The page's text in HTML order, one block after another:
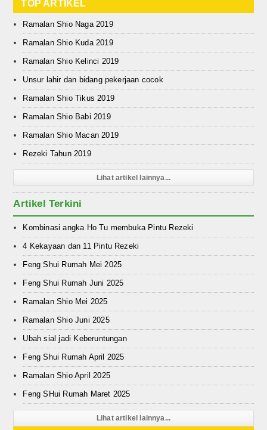
TOP ARTIKEL
Ramalan Shio Naga 2019
Ramalan Shio Kuda 2019
Ramalan Shio Kelinci 2019
Unsur lahir dan bidang pekerjaan cocok
Ramalan Shio Tikus 2019
Ramalan Shio Babi 2019
Ramalan Shio Macan 2019
Rezeki Tahun 2019
Lihat artikel lainnya...
Artikel Terkini
Kombinasi angka Ho Tu membuka Pintu Rezeki
4 Kekayaan dan 11 Pintu Rezeki
Feng Shui Rumah Mei 2025
Feng Shui Rumah Juni 2025
Ramalan Shio Mei 2025
Ramalan Shio Juni 2025
Ubah sial jadi Keberuntungan
Feng Shui Rumah April 2025
Ramalan Shio April 2025
Feng SHui Rumah Maret 2025
Lihat artikel lainnya...